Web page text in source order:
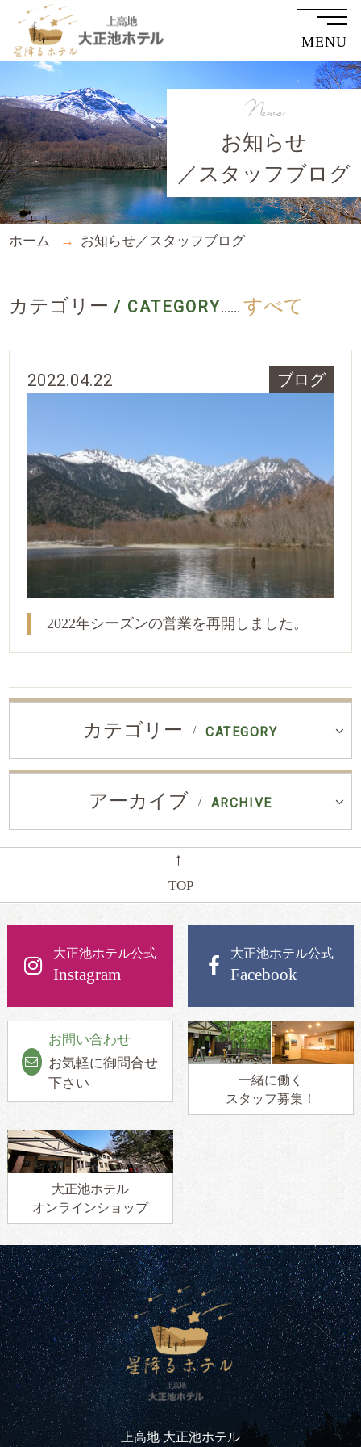
MENU
お知らせ
／スタッフブログ
News
ホーム お知らせ／スタッフブログ
カテゴリー / CATEGORY...... すべて
2022.04.22 ブログ
2022年シーズンの営業を再開しました。
カテゴリー CATEGORY
アーカイブ ARCHIVE
←
TOP
大正池ホテル公式
Instagram
大正池ホテル公式
Facebook
お問い合わせ
お気軽に御問合せ
下さい
一緒に働く
スタッフ募集！
大正池ホテル
オンラインショップ
上高地 大正池ホテル